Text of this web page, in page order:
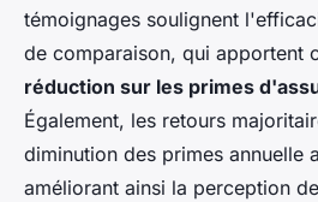
témoignages soulignent
de comparaison, qui apportent
réduction sur les primes
Également, les retours
diminution des primes annuelle
améliorant ainsi la perception